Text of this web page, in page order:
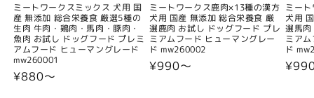
ミートワークスミックス 犬用 国
産 無添加 総合栄養食 厳選5種の
生肉 牛肉・鶏肉・馬肉・豚肉・
魚肉 お試し ドッグフード プレミ
アムフード ヒューマングレード
mw260001
通
¥880〜
ミートワークス鹿肉×13種の漢方
犬用 国産 無添加 総合栄養食 厳
選鹿肉 お試し ドッグフード プレ
ミアムフード ヒューマングレー
ド mw260002
通
¥990〜
ミー
犬用
選馬
ミア
ド
通